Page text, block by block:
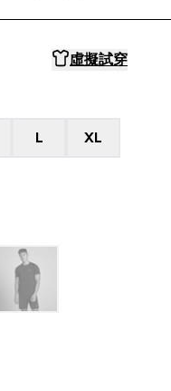
虛擬試穿
L XL